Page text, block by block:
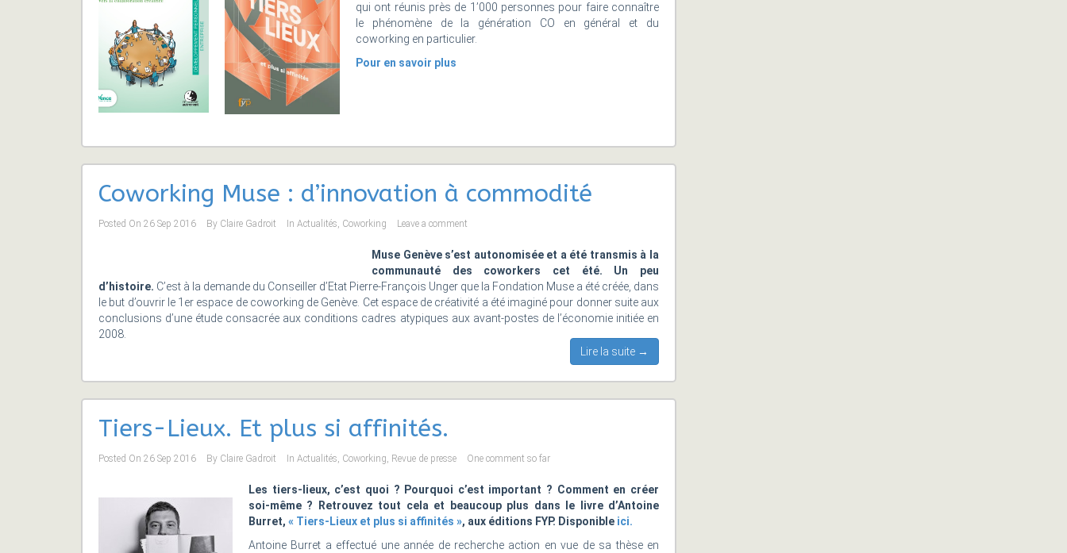
qui ont réunis près de 1’000 personnes pour faire connaître
le phénomène de la génération CO en général et du
coworking en particulier.
Pour en savoir plus
Coworking Muse : d’innovation à commodité
Posted On 26 Sep 2016 By Claire Gadroit In Actualités Coworking Leave a comment
Muse Genève s’est autonomisée et a été transmis à la
communauté des coworkers cet été. Un peu
d’histoire. C’est à la demande du Conseiller d’Etat Pierre-François Unger que la Fondation Muse a été créée, dans
le but d’ouvrir le 1er espace de coworking de Genève. Cet espace de créativité a été imaginé pour donner suite aux
conclusions d’une étude consacrée aux conditions cadres atypiques aux avant-postes de l’économie initiée en
2008.
Lire la suite →
Tiers-Lieux. Et plus si affinités.
Posted On 26 Sep 2016 By Claire Gadroit In Actualités Coworking Revue de presse One comment so far
Les tiers-lieux, c’est quoi ? Pourquoi c’est important ? Comment en créer
soi-même ? Retrouvez tout cela et beaucoup plus dans le livre d’Antoine
Burret, « Tiers-Lieux et plus si affinités », aux éditions FYP. Disponible ici.
Antoine Burret a effectué une année de recherche action en vue de sa thèse en